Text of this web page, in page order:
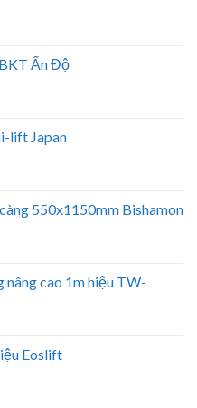
Ấn Độ
lift Japan
550x1150mm Bishamon
nâng cao 1m hiệu TW-
Eoslift